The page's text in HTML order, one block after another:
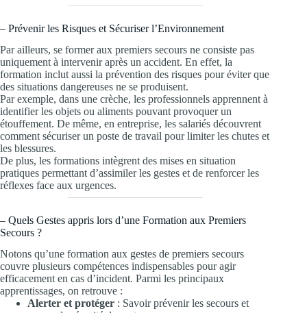
– Prévenir les Risques et Sécuriser l’Environnement
Par ailleurs, se former aux premiers secours ne consiste pas
uniquement à intervenir après un accident. En effet, la
formation inclut aussi la prévention des risques pour éviter que
des situations dangereuses ne se produisent.
Par exemple, dans une crèche, les professionnels apprennent à
identifier les objets ou aliments pouvant provoquer un
étouffement. De même, en entreprise, les salariés découvrent
comment sécuriser un poste de travail pour limiter les chutes et
les blessures.
De plus, les formations intègrent des mises en situation
pratiques permettant d’assimiler les gestes et de renforcer les
réflexes face aux urgences.
– Quels Gestes appris lors d’une Formation aux Premiers
Secours ?
Notons qu’une formation aux gestes de premiers secours
couvre plusieurs compétences indispensables pour agir
efficacement en cas d’incident. Parmi les principaux
apprentissages, on retrouve :
Alerter et protéger : Savoir prévenir les secours et